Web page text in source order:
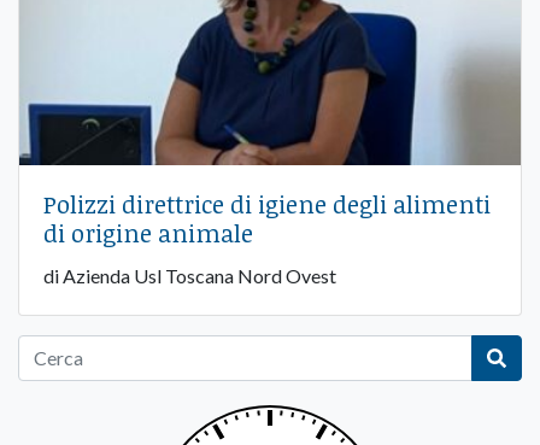
Polizzi direttrice di igiene degli alimenti
di origine animale
di Azienda Usl Toscana Nord Ovest